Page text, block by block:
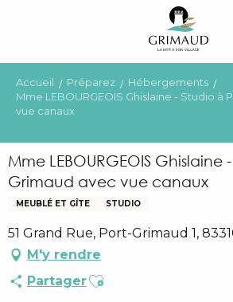
principal
Accueil Préparez
Hébergements
Mme LEBOURGEOIS Ghislaine - Studio à
vue canaux
Mme LEBOURGEOIS Ghislaine
Grimaud avec vue canaux
MEUBLÉ ET GÎTE STUDIO
51 Grand Rue, Port-Grimaud 1,
M'y rendre
PartagerAjouter aux favoris